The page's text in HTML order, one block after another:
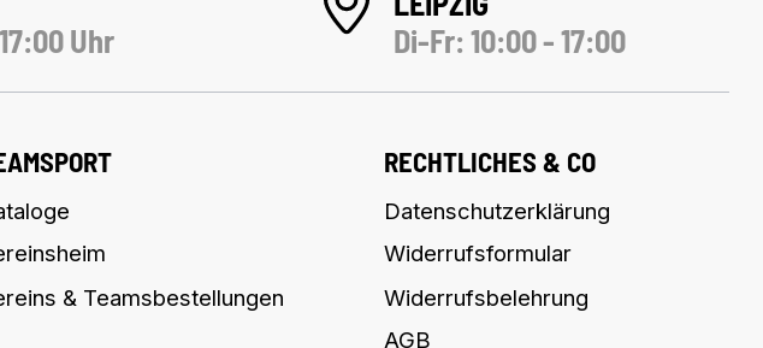
Uhr
Di-Fr: 10:00 - 17:00
& Teamsbestellungen
RECHTLICHES & CO
Datenschutzerklärung
Widerrufsformular
Widerrufsbelehrung
AGB